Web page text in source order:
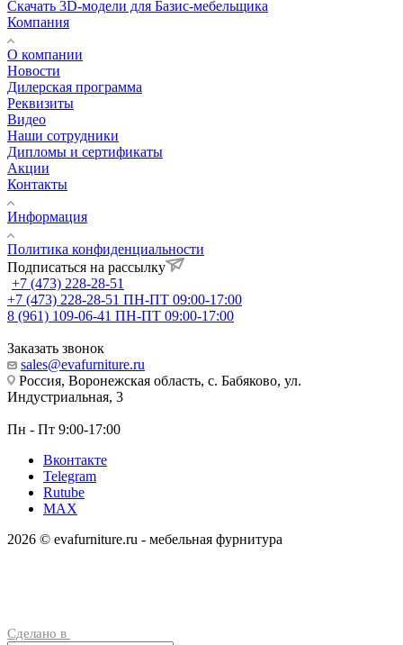
Скачать 3D-модели для Базис-мебельщика
Компания
О компании
Новости
Дилерская программа
Реквизиты
Видео
Наши сотрудники
Дипломы и сертификаты
Акции
Контакты
Информация
Политика конфиденциальности
Подписаться на рассылку
+7 (473) 228-28-51
+7 (473) 228-28-51 ПН-ПТ 09:00-17:00
8 (961) 109-06-41 ПН-ПТ 09:00-17:00
Заказать звонок
sales@evafurniture.ru
Россия, Воронежская область, с. Бабяково, ул.
Индустриальная, 3
Пн - Пт 9:00-17:00
Вконтакте
Telegram
Rutube
MAX
2026 © evafurniture.ru - мебельная фурнитура
Сделано в